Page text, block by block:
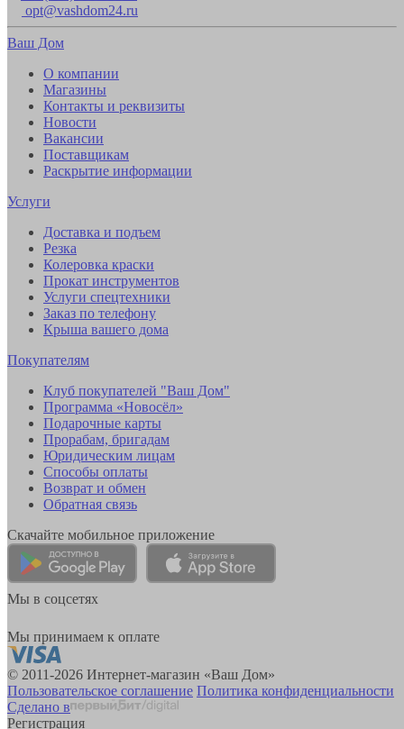
opt@vashdom24.ru
Ваш Дом
О компании
Магазины
Контакты и реквизиты
Новости
Вакансии
Поставщикам
Раскрытие информации
Услуги
Доставка и подъем
Резка
Колеровка краски
Прокат инструментов
Услуги спецтехники
Заказ по телефону
Крыша вашего дома
Покупателям
Клуб покупателей "Ваш Дом"
Программа «Новосёл»
Подарочные карты
Прорабам, бригадам
Юридическим лицам
Способы оплаты
Возврат и обмен
Обратная связь
Скачайте мобильное приложение
Мы в соцсетях
Мы принимаем к оплате
© 2011-2026 Интернет-магазин «Ваш Дом»
Пользовательское соглашение Политика конфиденциальности
Сделано в
Регистрация